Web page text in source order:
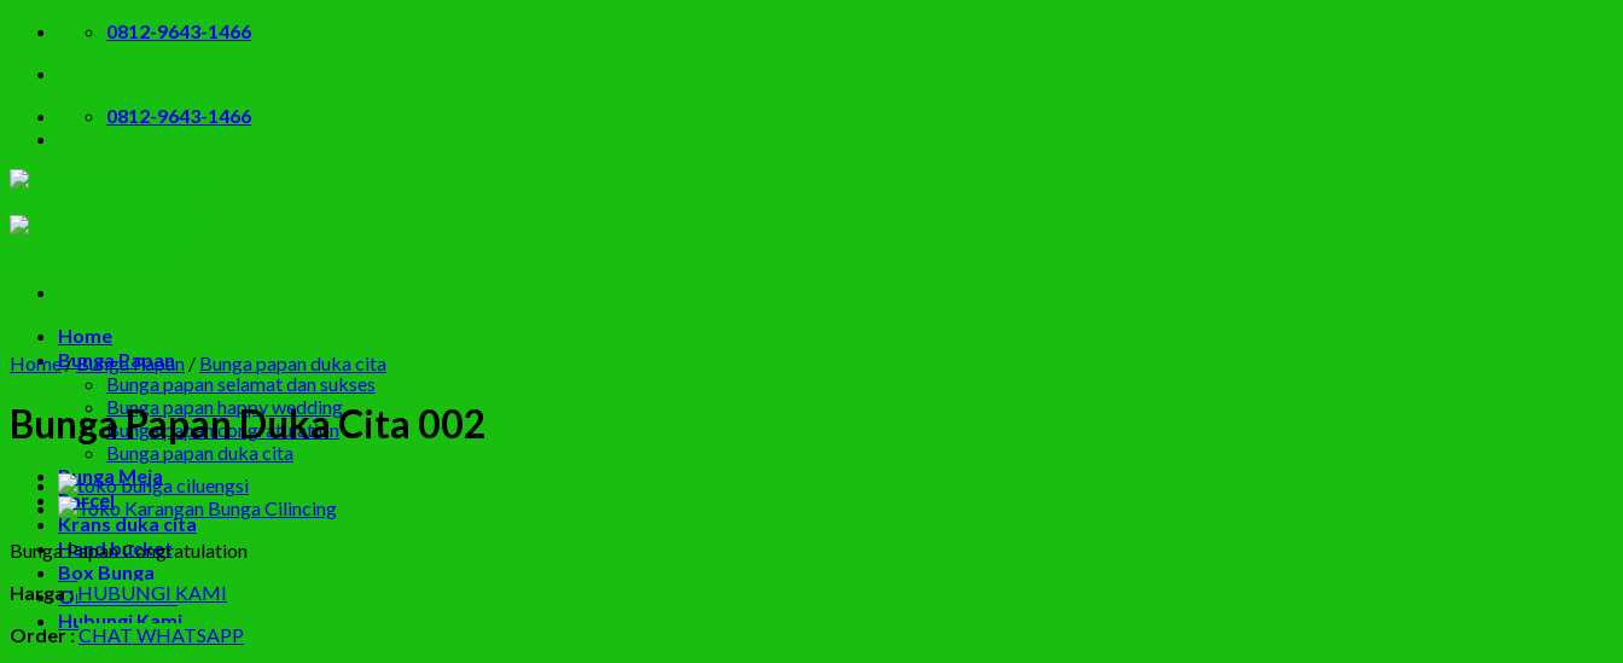
Skip
content
0812-9643-1466
0812-9643-1466
Home
Bunga Papan
Bunga papan selamat dan sukses
Bunga papan happy wedding
Bunga papan congratulation
Bunga papan duka cita
Bunga Meja
Parcel
Krans duka cita
Hand bucket
Box Bunga
Order Online
Hubungi Kami
Home/Bunga Papan / Bunga papan duka cita
Bunga Papan Duka Cita 002
Bunga Papan Congratulation
Harga : HUBUNGI KAMI
Order :CHAT WHATSAPP